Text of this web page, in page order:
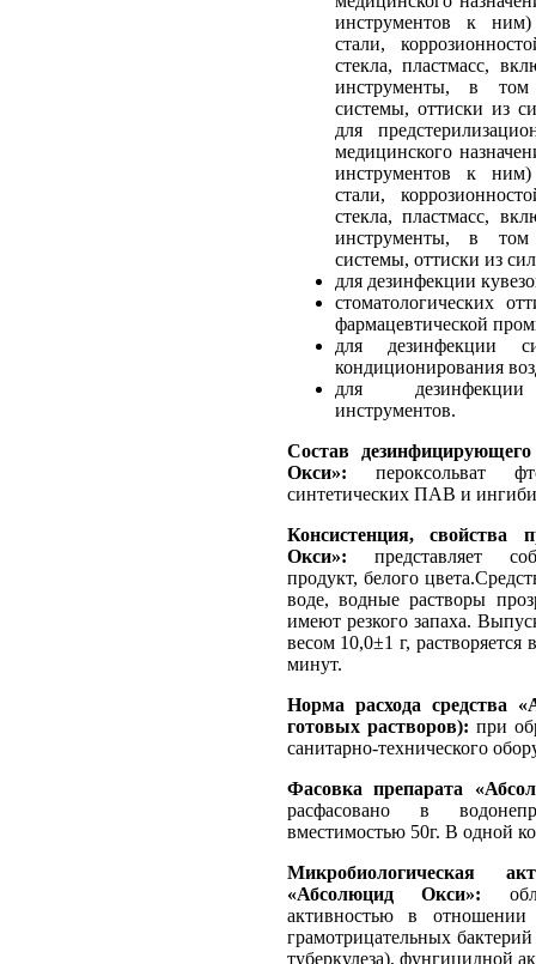
инструментов к ним)
стали,
стекла, пластмасс,
инструменты, в том
системы, оттиски из
для
медицинского
инструментов к ним)
стали,
стекла, пластмасс,
инструменты, в том
системы, оттиски из
для дезинфекции
стоматологических
фармацевтической
для дезинфекции
кондиционирования
для дезинфекции
инструментов.
Состав
Окси»: пероксольват
синтетических ПАВ и
Консистенция, свойства
Окси»: представляет
продукт, белого
воде, водные растворы
имеют резкого запаха.
весом 10,0±1 г, растворяется
минут.
Норма расхода средства
готовых растворов): при
санитарно-технического
Фасовка препарата
расфасовано в
вместимостью 50г. В одной
Микробиологическая
«Абсолюцид Окси»:
активностью в
грамотрицательных
туберкулеза), фунгицидной